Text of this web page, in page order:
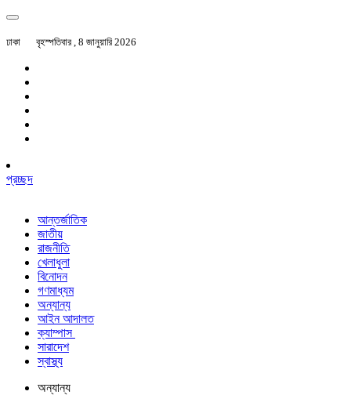
ঢাকা বৃহস্পতিবার , 8 জানুয়ারি 2026
প্রচ্ছদ
আন্তর্জাতিক
জাতীয়
রাজনীতি
খেলাধুলা
বিনোদন
গণমাধ্যম
অন্যান্য
আইন আদালত
ক্যাম্পাস
সারাদেশ
স্বাস্থ্য
অন্যান্য